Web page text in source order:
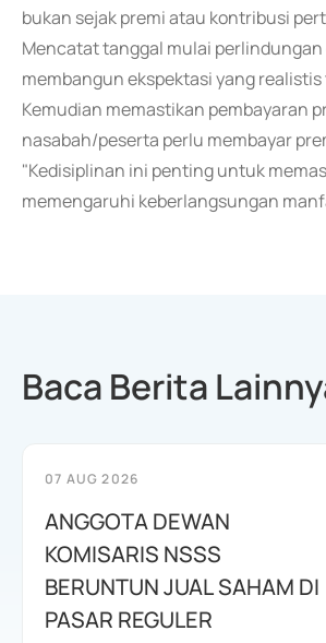
bukan sejak premi atau kontribusi
Mencatat tanggal mulai
membangun ekspektasi yang
Kemudian memastikan pembayaran
nasabah/peserta perlu membayar
"Kedisiplinan ini penting untuk
memengaruhi keberlangsungan
Baca Berita
07 AUG 2026
ANGGOTA DEWAN
KOMISARIS NSSS
BERUNTUN JUAL SAHAM DI
PASAR REGULER